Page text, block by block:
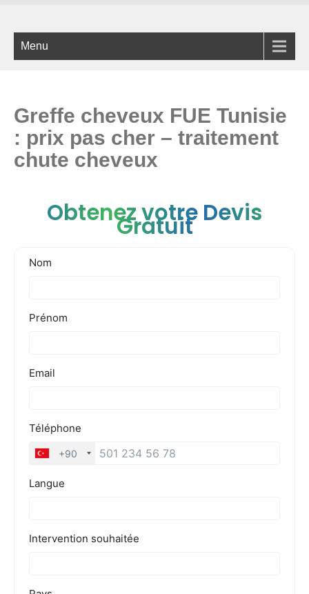
Menu
Greffe cheveux FUE Tunisie
: prix pas cher – traitement
chute cheveux
Obtenez votre Devis
Gratuit